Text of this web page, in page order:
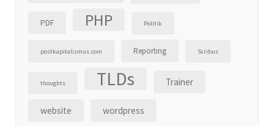
PDF PHP Politik
postkapitalismus.com Reporting Scribus
thoughts TLDs Trainer
website wordpress